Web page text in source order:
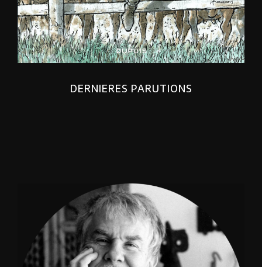
DERNIERES PARUTIONS